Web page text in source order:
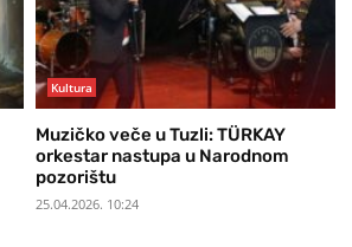
Kultura
Muzičko veče u Tuzli: TÜRKAY
orkestar nastupa u Narodnom
pozorištu
25.04.2026. 10:24